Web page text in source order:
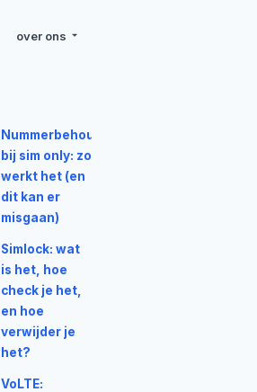
over ons
Nummerbehoud
bij sim only: zo
werkt het (en
dit kan er
misgaan)
Simlock: wat
is het, hoe
check je het,
en hoe
verwijder je
het?
VoLTE: